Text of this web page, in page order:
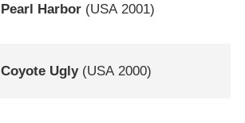
Pearl Harbor (USA 2001)
Coyote Ugly(USA2000)